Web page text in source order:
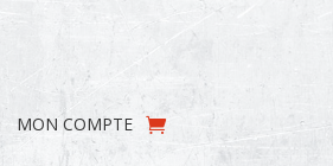
MON COMPTE